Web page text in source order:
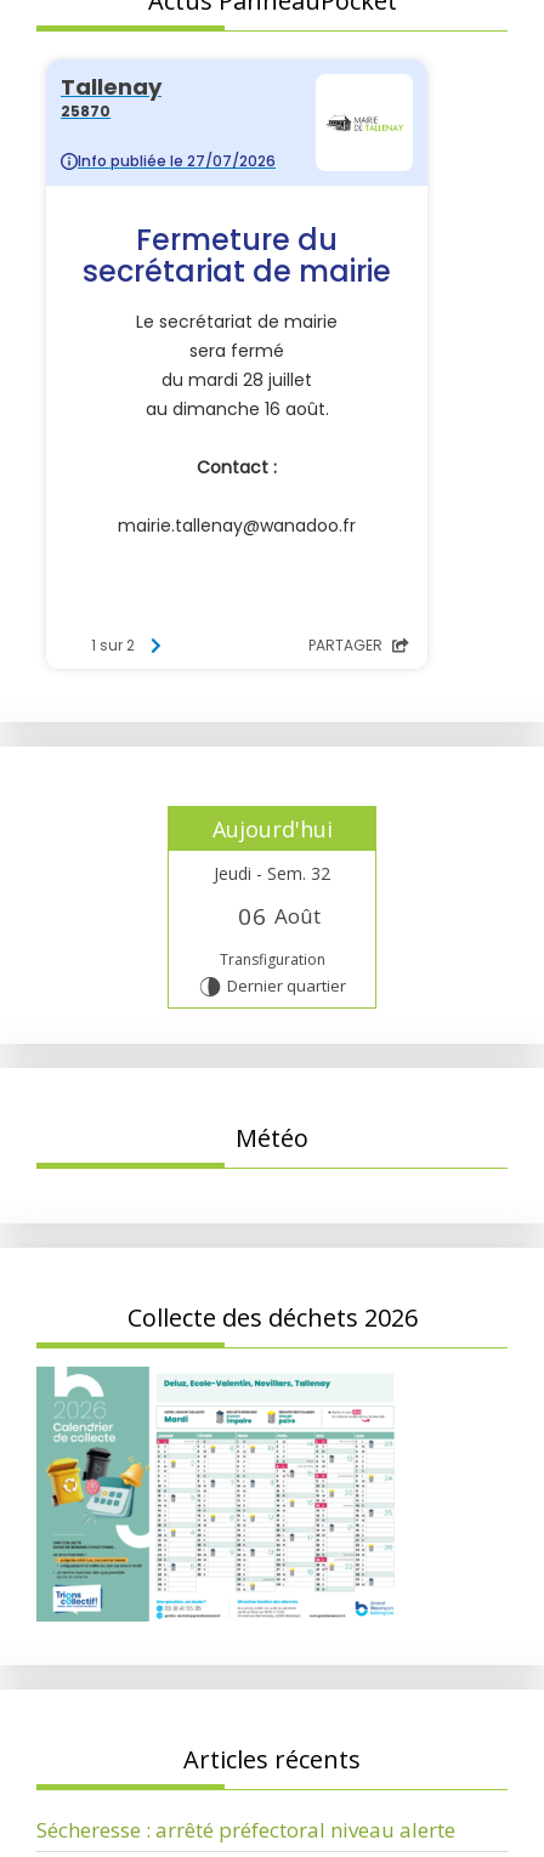
Aujourd'hui
Jeudi - Sem. 32
06 Août
Transfiguration
U Dernier quartier
Météo
Collecte des déchets 2026
Articles récents
Sécheresse : arrêté préfectoral niveau alerte